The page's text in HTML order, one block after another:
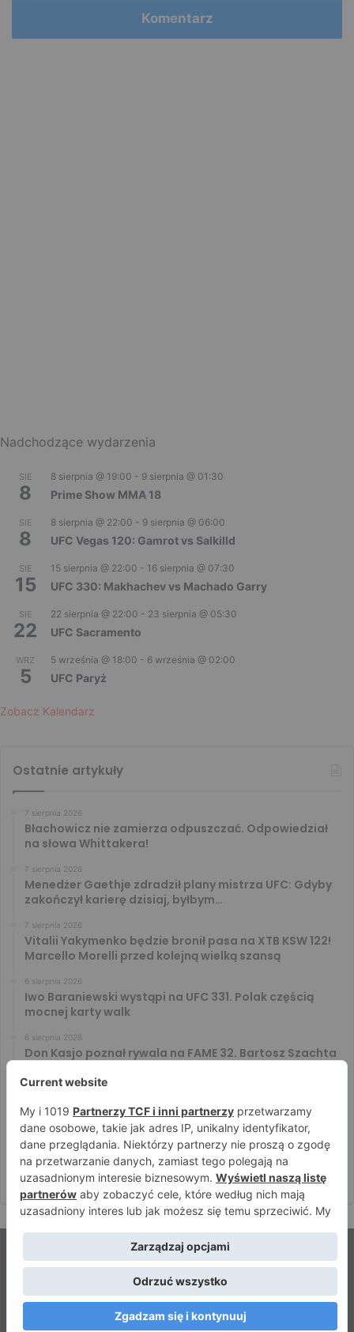
Komentarz
Nadchodzące wydarzenia
SIE
8
8 sierpnia @ 19:00 - 9 sierpnia @ 01:30
Prime Show MMA 18
SIE
8
8 sierpnia @ 22:00 - 9 sierpnia @ 06:00
UFC Vegas 120: Gamrot vs Salkilld
SIE
15
15 sierpnia @ 22:00 - 16 sierpnia @ 07:30
UFC 330: Makhachev vs Machado Garry
SIE
22
22 sierpnia @ 22:00 - 23 sierpnia @ 05:30
UFC Sacramento
WRZ
5
5 września @ 18:00 - 6 września @ 02:00
UFC Paryż
Zobacz Kalendarz
Ostatnie artykuły
7 sierpnia 2026
Błachowicz nie zamierza odpuszczać. Odpowiedział
na słowa Whittakera!
7 sierpnia 2026
Menedżer Gaethje zdradził plany mistrza UFC: Gdyby
zakończył karierę dzisiaj, byłbym…
7 sierpnia 2026
Vitalii Yakymenko będzie bronił pasa na XTB KSW 122!
Marcello Morelli przed kolejną wielką szansą
6 sierpnia 2026
Iwo Baraniewski wystąpi na UFC 331. Polak częścią
mocnej karty walk
6 sierpnia 2026
Don Kasjo poznał rywala na FAME 32. Bartosz Szachta
Niepokonany Włodarczyk zawalczy o ranking! Na XTB
KSW 122 zmierzy się z Paivą
5 sierpnia 2026
Mateusz DON DIEGO Kubiszyn o rywalu na GROMDA 26.
Kibice typują trzy nazwiska
© Strefamma.pl 2026, Wszelkie prawa zastrzeżone |
Home
Redakcja Kontakt
FacebookYouTube
RSS